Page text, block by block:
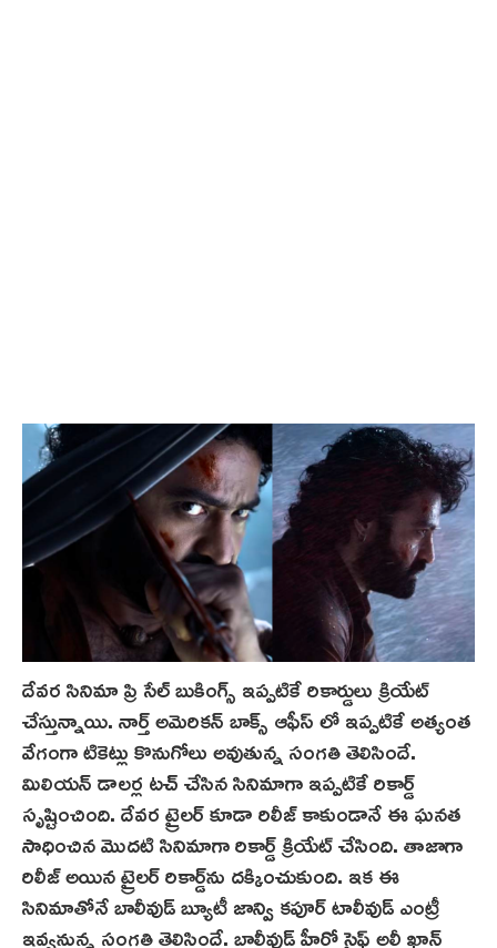
దేవర సినిమా ప్రి సేల్ బుకింగ్స్ ఇప్పటికే రికార్డులు క్రియేట్
చేస్తున్నాయి. నార్త్ అమెరికన్ బాక్స్ ఆఫీస్ లో ఇప్పటికే అత్యంత
వేగంగా టికెట్లు కొనుగోలు అవుతున్న సంగతి తెలిసిందే.
మిలియన్ డాలర్ల టచ్ చేసిన సినిమాగా ఇప్పటికే రికార్డ్‌
సృష్టించింది. దేవర ట్రైలర్ కూడా రిలీజ్ కాకుండానే ఈ ఘనత
సాధించిన మొదటి సినిమాగా రికార్డ్ క్రియేట్ చేసింది. తాజాగా
రిలీజ్ అయిన ట్రైలర్ రికార్డ్‌ను దక్కించుకుంది. ఇక ఈ
సినిమాతోనే బాలీవుడ్ బ్యూటీ జాన్వి కపూర్ టాలీవుడ్ ఎంట్రీ
ఇవ్వ‌నున్న‌ సంగతి తెలిసిందే. బాలీవుడ్ హీరో సైఫ్ అలీ ఖాన్